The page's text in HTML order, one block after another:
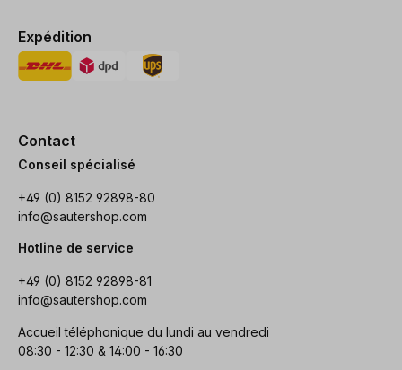
Expédition
Contact
Conseil spécialisé
+49 (0) 8152 92898-80
info@sautershop.com
Hotline de service
+49 (0) 8152 92898-81
info@sautershop.com
Accueil téléphonique du lundi au vendredi
08:30 - 12:30 & 14:00 - 16:30